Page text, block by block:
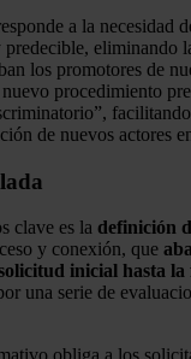
a la necesidad
predecible, eliminando
los promotores de
procedimiento
de nuevos actores
clave es la definición
y conexión, que
inicial hasta
una serie de